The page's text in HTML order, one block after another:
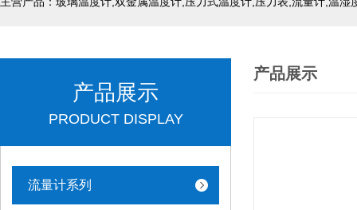
产品展示
PRODUCT DISPLAY
流量计系列
产品展示